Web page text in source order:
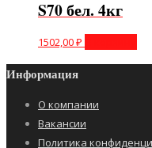
S70 бел. 4кг
1502,00₽
Информация
О компании
Вакансии
Политика